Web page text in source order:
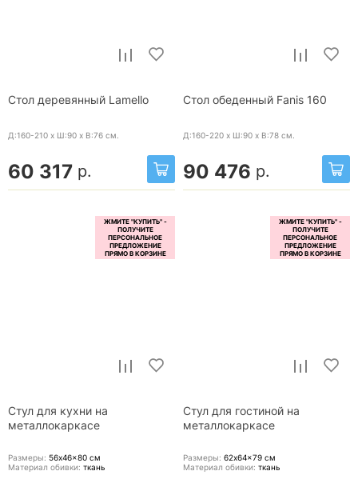
Стол деревянный Lamello
Д:160-210 x Ш:90 x В:76 см.
60 317 р.
Стол обеденный Fanis 160
Д:160-220 x Ш:90 x В:78 см.
90 476 р.
Стул для кухни на
металлокаркасе
Размеры: 56x46x80 см
Материал обивки: ткань
Стул для гостиной на
металлокаркасе
Размеры: 62x64x79 см
Материал обивки: ткань